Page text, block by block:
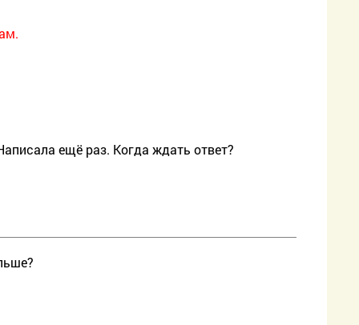
ещё раз. Когда ждать ответ?